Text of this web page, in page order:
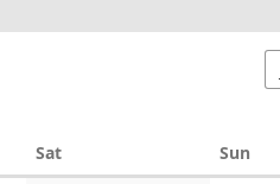
SatSaturday Sun